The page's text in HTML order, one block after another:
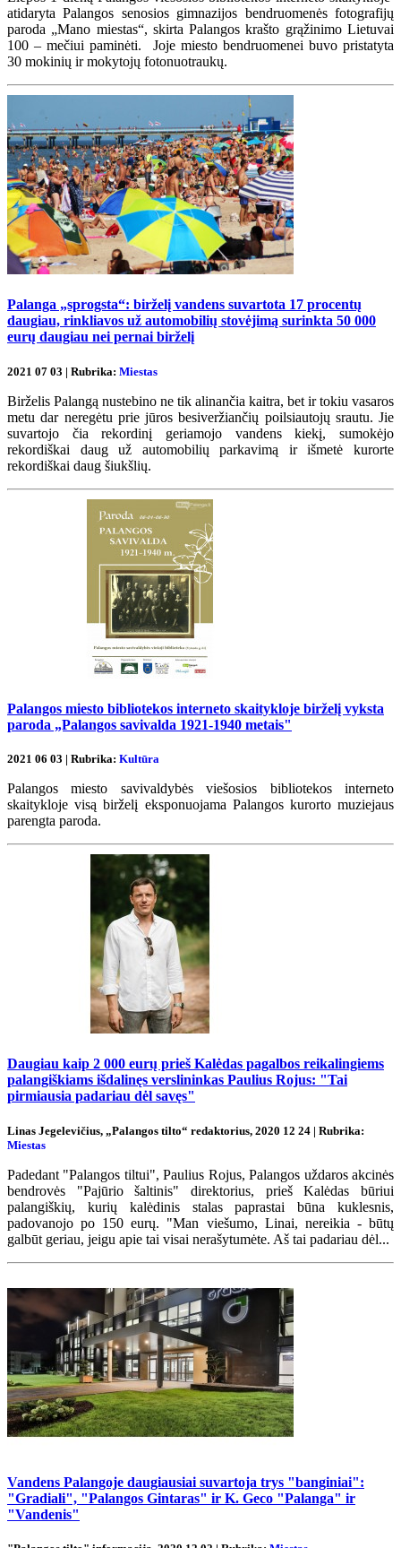
atidaryta Palangos senosios gimnazijos bendruomenės fotografijų
paroda „Mano miestas“, skirta Palangos krašto grąžinimo Lietuvai
100 – mečiui paminėti. Joje miesto bendruomenei buvo pristatyta
30 mokinių ir mokytojų fotonuotraukų.
Palanga „sprogsta“: birželį vandens suvartota 17 procentų
daugiau, rinkliavos už automobilių stovėjimą surinkta 50 000
eurų daugiau nei pernai birželį
2021 07 03 | Rubrika: Miestas
Birželis Palangą nustebino ne tik alinančia kaitra, bet ir tokiu vasaros
metu dar neregėtu prie jūros besiveržiančių poilsiautojų srautu. Jie
suvartojo čia rekordinį geriamojo vandens kiekį, sumokėjo
rekordiškai daug už automobilių parkavimą ir išmetė kurorte
rekordiškai daug šiukšlių.
Palangos miesto bibliotekos interneto skaitykloje birželį vyksta
paroda „Palangos savivalda 1921-1940 metais"
2021 06 03 | Rubrika: Kultūra
Palangos miesto savivaldybės viešosios bibliotekos interneto
skaitykloje visą birželį eksponuojama Palangos kurorto muziejaus
parengta paroda.
Daugiau kaip 2 000 eurų prieš Kalėdas pagalbos reikalingiems
palangiškiams išdalinęs verslininkas Paulius Rojus: "Tai
pirmiausia padariau dėl savęs"
Linas Jegelevičius, „Palangos tilto“ redaktorius, 2020 12 24 | Rubrika:
Miestas
Padedant "Palangos tiltui", Paulius Rojus, Palangos uždaros akcinės
bendrovės "Pajūrio šaltinis" direktorius, prieš Kalėdas būriui
palangiškių, kurių kalėdinis stalas paprastai būna kuklesnis,
padovanojo po 150 eurų. "Man viešumo, Linai, nereikia - būtų
galbūt geriau, jeigu apie tai visai nerašytumėte. Aš tai padariau dėl...
Vandens Palangoje daugiausiai suvartoja trys "banginiai":
"Gradiali", "Palangos Gintaras" ir K. Geco "Palanga" ir
"Vandenis"